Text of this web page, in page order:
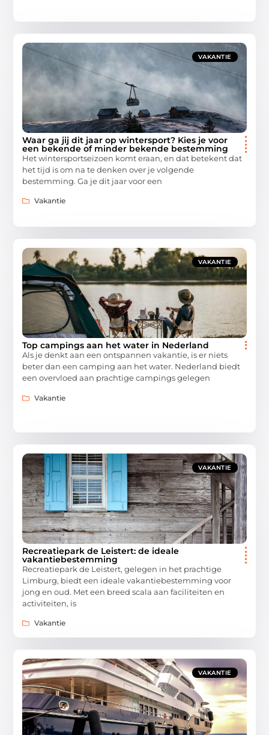
VAKANTIE
Waar ga jij dit jaar op wintersport? Kies je voor
een bekende of minder bekende bestemming
Het wintersportseizoen komt eraan, en dat betekent dat
het tijd is om na te denken over je volgende
bestemming. Ga je dit jaar voor een
Vakantie
VAKANTIE
Top campings aan het water in Nederland
Als je denkt aan een ontspannen vakantie, is er niets
beter dan een camping aan het water. Nederland biedt
een overvloed aan prachtige campings gelegen
Vakantie
VAKANTIE
Recreatiepark de Leistert: de ideale
vakantiebestemming
Recreatiepark de Leistert, gelegen in het prachtige
Limburg, biedt een ideale vakantiebestemming voor
jong en oud. Met een breed scala aan faciliteiten en
activiteiten, is
Vakantie
VAKANTIE